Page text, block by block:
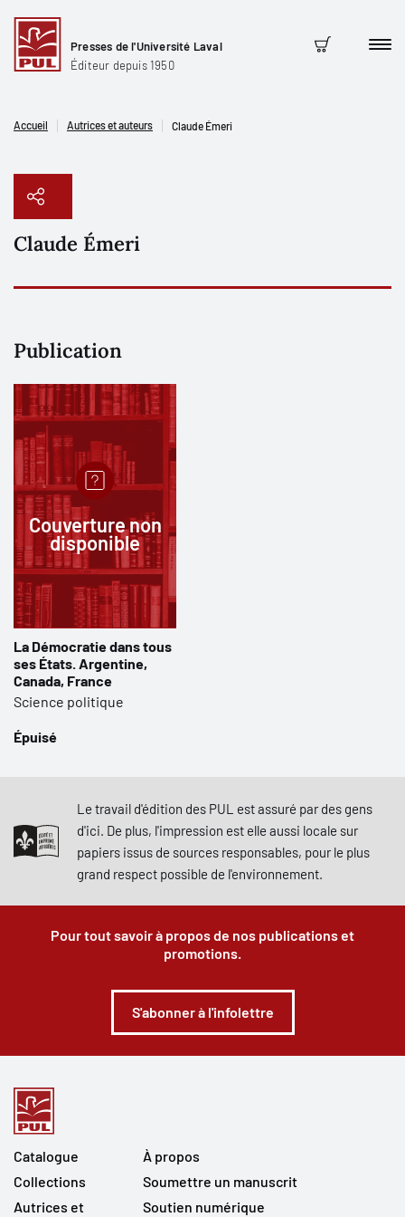
Presses de l'Université Laval
Éditeur depuis 1950
Panier
Accueil Autrices et auteurs Claude Émeri
Claude Émeri
Publication
Couverture non
disponible
La Démocratie dans tous
ses États. Argentine,
Canada, France
Science politique
Épuisé
Le travail d'édition des PUL est assuré par des gens
d'ici. De plus, l'impression est elle aussi locale sur
papiers issus de sources responsables, pour le plus
grand respect possible de l'environnement.
Pour tout savoir à propos de nos publications et
promotions.
S'abonner à l'infolettre
Catalogue
Collections
Autrices et
À propos
Soumettre un manuscrit
Soutien numérique